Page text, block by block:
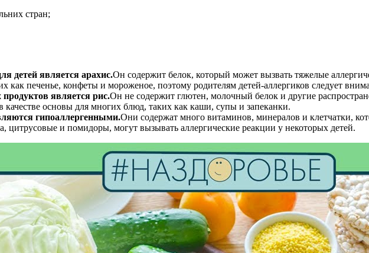
стран;
детей является арахис.Он содержит белок, который может вызвать тяжелые
как печенье, конфеты и мороженое, поэтому родителям детей-аллергиков следует
является рис.Он не содержит глютен, молочный белок и другие
качестве основы для многих блюд, таких как каши, супы и запеканки.
гипоаллергенными.Они содержат много витаминов, минералов и клетчатки,
цитрусовые и помидоры, могут вызывать аллергические реакции у некоторых детей.